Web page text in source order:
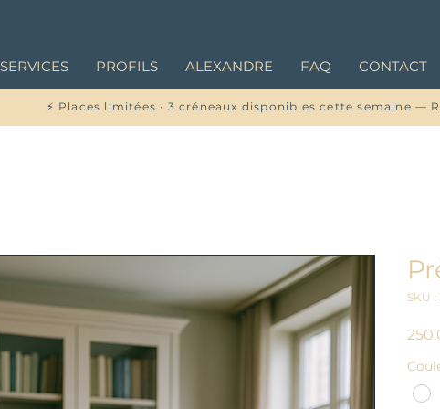
SERVICES PROFILS ALEXANDRE FAQ CONTACT
⚡ Places limitées · 3 créneaux disponibles cette semaine —
SKU :